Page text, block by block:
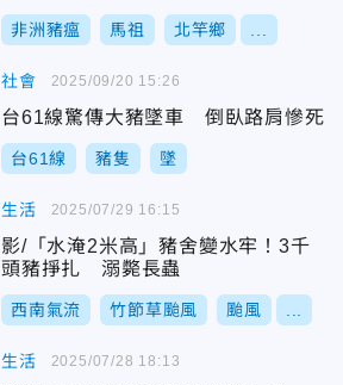
非洲豬瘟 馬祖 北竿鄉
社會
台61線驚傳大豬墜車 倒臥路肩慘死
台61線 豬隻 墜
2025/09/20 15:26
生活
影/「水淹2米高」豬舍變水牢！3千
頭豬掙扎 溺斃長蟲
西南氣流 竹節草颱風 颱風
2025/07/29 16:15
生活 2025/07/28 18:13